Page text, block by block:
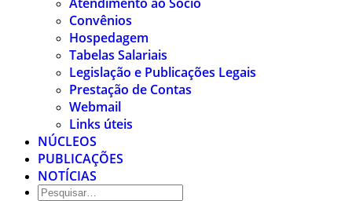
Convênios
Hospedagem
Tabelas Salariais
Legislação e Publicações Legais
Prestação de Contas
Webmail
Links úteis
NÚCLEOS
PUBLICAÇÕES
NOTÍCIAS